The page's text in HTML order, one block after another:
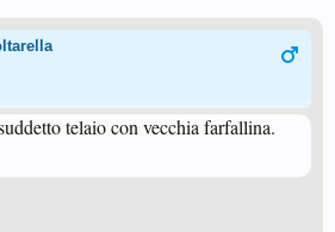
telaio con vecchia farfallina.